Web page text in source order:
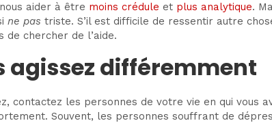
aider à être moins crédule et plus analytique.
ne pas triste. S’il est difficile de ressentir autre
de chercher de l’aide.
agissez différemment
contactez les personnes de votre vie en qui vous
Souvent, les personnes souffrant de